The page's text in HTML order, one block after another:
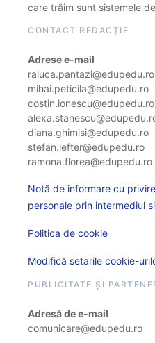
care trăim sunt sistemele
CONTACT REDACȚIE
Adrese e-mail
raluca.pantazi@edupedu.ro
mihai.peticila@edupedu.ro
costin.ionescu@edupedu.ro
diana.ghimisi@edupedu.ro
stefan.lefter@edupedu.ro
ramona.florea@edupedu.ro
Notă de informare cu
personale prin intermediul
Politica de cookie
Modifică setarile cookie-
PUBLICITATE ȘI
Adresă de e-mail
comunicare@edupedu.ro